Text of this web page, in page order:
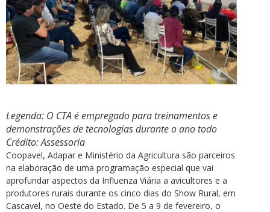
Legenda: O CTA é empregado para treinamentos e
demonstrações de tecnologias durante o ano todo
Crédito: Assessoria
Coopavel, Adapar e Ministério da Agricultura são parceiros
na elaboração de uma programação especial que vai
aprofundar aspectos da Influenza Viária a avicultores e a
produtores rurais durante os cinco dias do Show Rural, em
Cascavel, no Oeste do Estado. De 5 a 9 de fevereiro, o